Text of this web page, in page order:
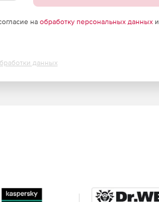
на обработку персональных данныхи
данных